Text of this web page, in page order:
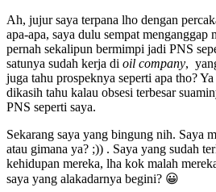
Ah, jujur saya terpana lho dengan
apa-apa, saya dulu sempat menganggap
pernah sekalipun bermimpi jadi PNS
satunya sudah kerja di oil company,
juga tahu prospeknya seperti apa tho? Ya
dikasih tahu kalau obsesi terbesar
PNS seperti saya.
Sekarang saya yang bingung nih. Saya
atau gimana ya? ;)) . Saya yang sudah
kehidupan mereka, lha kok malah
saya yang alakadarnya begini? 😀